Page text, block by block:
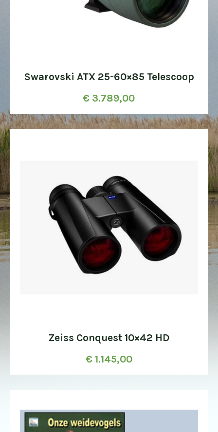
Swarovski ATX 25-60×85 Telescoop
€ 3.789,00
Zeiss Conquest 10×42 HD
€ 1.145,00